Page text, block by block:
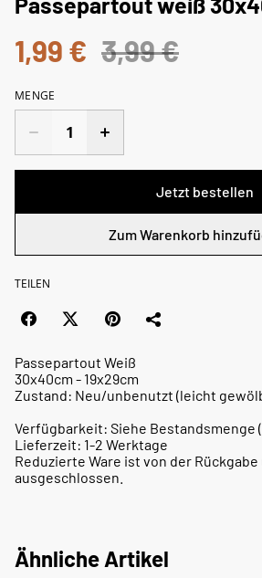
1,99 € 3,99 €
MENGE
Jetzt bestellen
Zum Warenkorb
TEILEN
Passepartout Weiß
30x40cm - 19x29cm
Zustand: Neu/unbenutzt (leicht
Verfügbarkeit: Siehe Bestandsmenge
Lieferzeit: 1-2 Werktage
Reduzierte Ware ist von der
ausgeschlossen.
Ähnliche Artikel